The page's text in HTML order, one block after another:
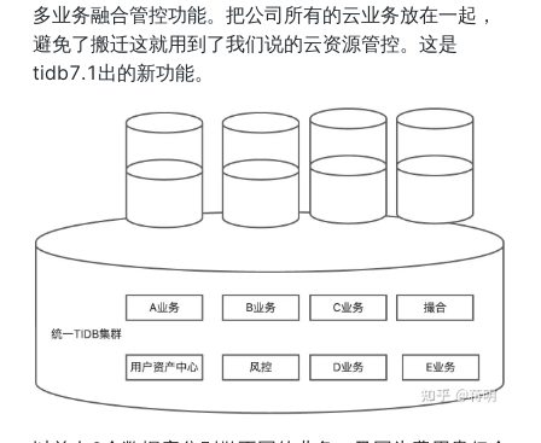
多业务融合管控功能。把公司所有的云业务放在一起，
避免了搬迁这就用到了我们说的云资源管控。这是
tidb7.1出的新功能。